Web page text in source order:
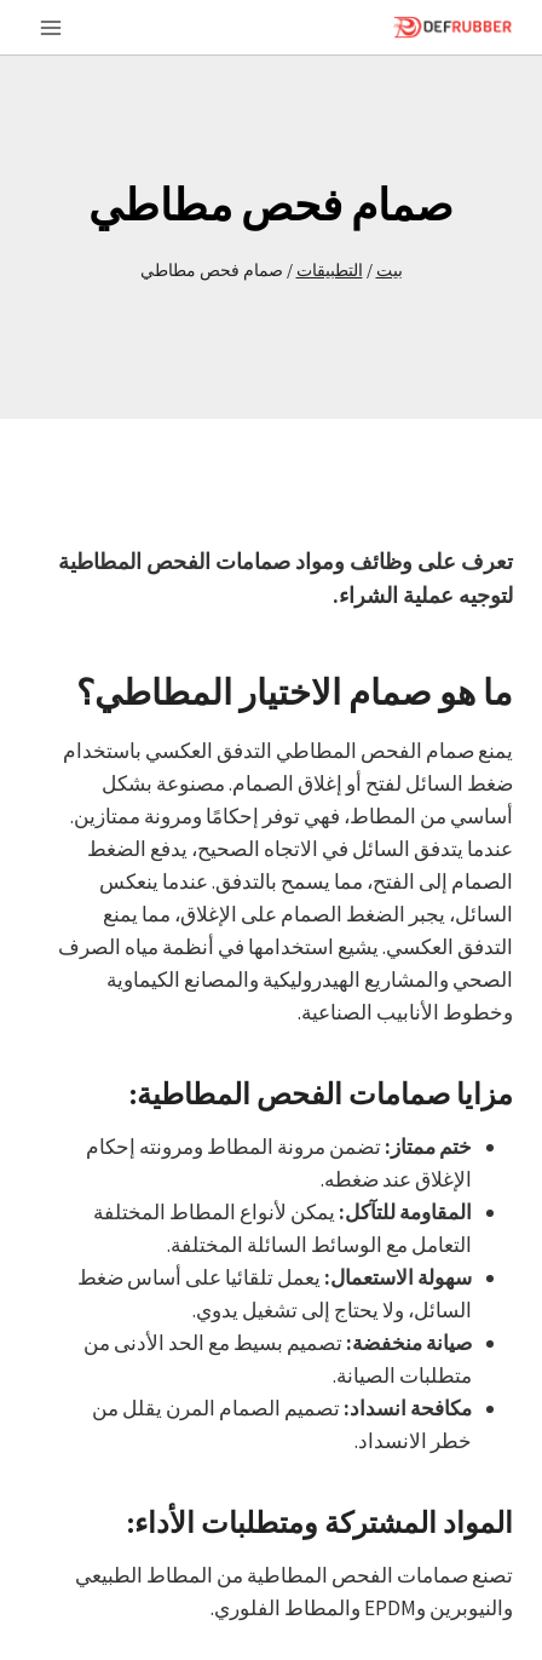
تخطى
صمام فحص مطاطي
بيت / التطبيقات / صمام فحص مطاطي
تعرف على وظائف ومواد صمامات الفحص المطاطية
لتوجيه عملية الشراء.
ما هو صمام الاختيار المطاطي؟
يمنع صمام الفحص المطاطي التدفق العكسي باستخدام
ضغط السائل لفتح أو إغلاق الصمام. مصنوعة بشكل
أساسي من المطاط، فهي توفر إحكامًا ومرونة ممتازين.
عندما يتدفق السائل في الاتجاه الصحيح، يدفع الضغط
الصمام إلى الفتح، مما يسمح بالتدفق. عندما ينعكس
السائل، يجبر الضغط الصمام على الإغلاق، مما يمنع
التدفق العكسي. يشيع استخدامها في أنظمة مياه الصرف
الصحي والمشاريع الهيدروليكية والمصانع الكيماوية
وخطوط الأنابيب الصناعية.
مزايا صمامات الفحص المطاطية:
ختم ممتاز:تضمن مرونة المطاط ومرونته إحكام
الإغلاق عند ضغطه.
المقاومة للتآكل: يمكن لأنواع المطاط المختلفة
التعامل مع الوسائط السائلة المختلفة.
سهولة الاستعمال: يعمل تلقائيا على أساس ضغط
السائل، ولا يحتاج إلى تشغيل يدوي.
صيانة منخفضة:تصميم بسيط مع الحد الأدنى من
متطلبات الصيانة.
مكافحة انسداد:تصميم الصمام المرن يقلل من
خطر الانسداد.
المواد المشتركة ومتطلبات الأداء:
تصنع صمامات الفحص المطاطية من المطاط الطبيعي
والنيوبرين وEPDM والمطاط الفلوري.